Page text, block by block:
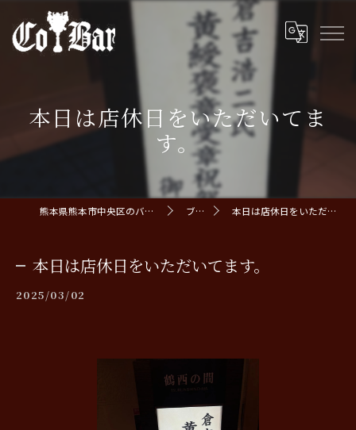
本日は店休日をいただいてま
す。
熊本県熊本市中央区のバーならCoBar ブログ 本日は店休日をいただいてます。
本日は店休日をいただいてます。
2025/03/02